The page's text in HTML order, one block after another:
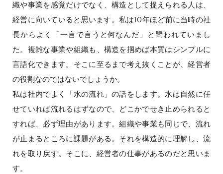
織や事業を感覚だけでなく、構造として捉えられる人は、
経営に向いていると思います。私は10年ほど前に当時の社
長からよく「一言で言うと何なんだ」と問われていまし
た。複雑な事業や組織も、構造を掴めば本質はシンプルに
言語化できます。そこに至るまで考え抜くことが、経営者
の役割なのではないでしょうか。
私は社内でよく「水の流れ」の話をします。水は自然に任
せていれば流れるはずなので、どこかでせき止められると
すれば、必ず理由があります。組織や事業も同じで、流れ
が止まるところに課題がある。それを構造的に理解し、流
れを取り戻す。そこに、経営者の仕事があるのだと思いま
す。